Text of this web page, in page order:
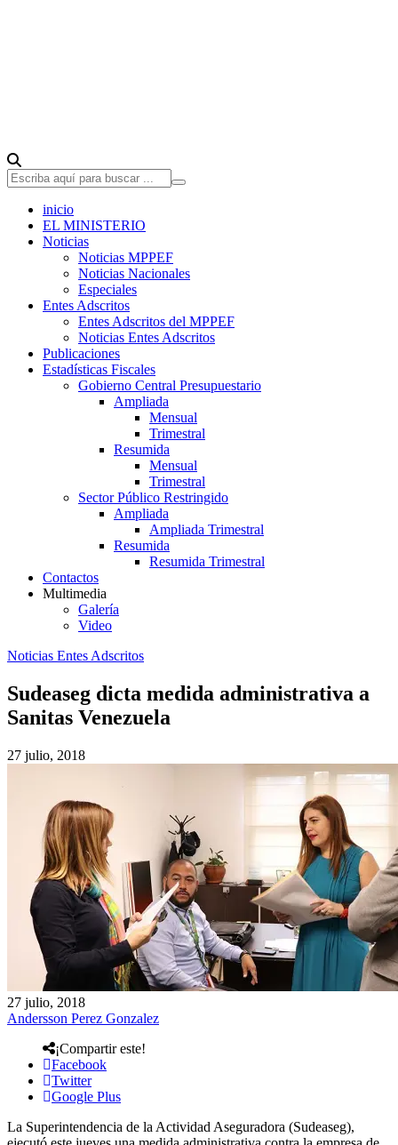
inicio
EL MINISTERIO
Noticias
Noticias MPPEF
Noticias Nacionales
Especiales
Entes Adscritos
Entes Adscritos del MPPEF
Noticias Entes Adscritos
Publicaciones
Estadísticas Fiscales
Gobierno Central Presupuestario
Ampliada
Mensual
Trimestral
Resumida
Mensual
Trimestral
Sector Público Restringido
Ampliada
Ampliada Trimestral
Resumida
Resumida Trimestral
Contactos
Multimedia
Galería
Video
Noticias Entes Adscritos
Sudeaseg dicta medida administrativa a
Sanitas Venezuela
27 julio, 2018
27 julio, 2018
Andersson Perez Gonzalez
¡Compartir este!
Facebook
Twitter
Google Plus
La Superintendencia de la Actividad Aseguradora (Sudeaseg),